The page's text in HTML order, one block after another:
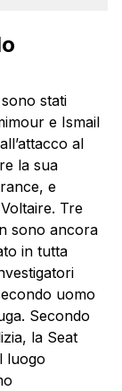
stati
e Ismail
al
la sua
e
Tre
sono ancora
in tutta
uomo
Secondo
la Seat
luogo